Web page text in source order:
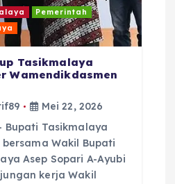
Pemerintah
Tasikmalaya
Wamendikdasmen
Mei 22, 2026
Bupati Tasikmalaya
bersama Wakil Bupati
Asep Sopari A-Ayubi
kerja Wakil